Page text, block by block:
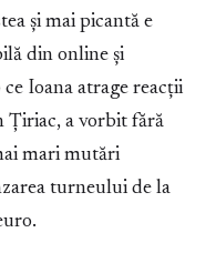
și mai picantă e
din online și
Ioana atrage reacții
Țiriac, a vorbit fără
mari mutări
turneului de la